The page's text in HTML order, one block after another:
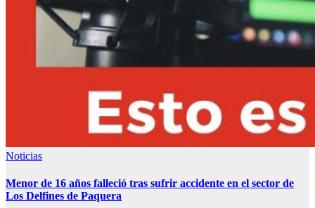
Noticias
Menor de 16 años falleció tras sufrir accidente en el sector de
Los Delfines de Paquera